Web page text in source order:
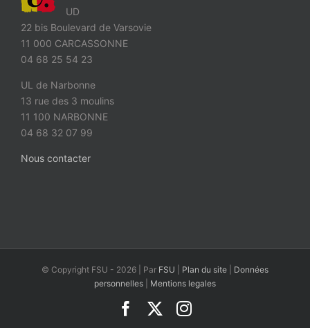
UD
22 bis Boulevard de Varsovie
11 000 CARCASSONNE
04 68 25 54 23
UL de Narbonne
13 rue des 3 moulins
11 100 NARBONNE
04 68 32 07 99
Nous contacter
© Copyright FSU - 2026 | Par FSU Plan du site
Données
personnelles
Mentions legales
FacebookInstagram